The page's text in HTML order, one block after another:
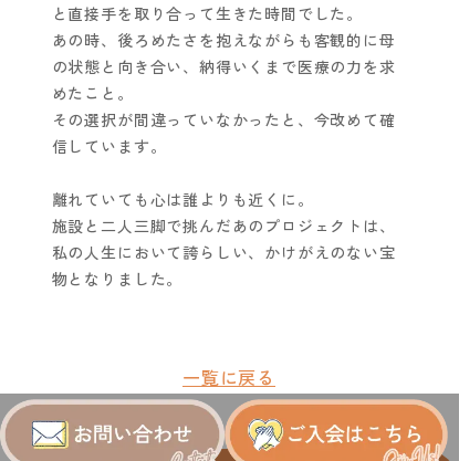
と直接手を取り合って生きた時間でした。
あの時、後ろめたさを抱えながらも客観的に母
の状態と向き合い、納得いくまで医療の力を求
めたこと。
その選択が間違っていなかったと、今改めて確
信しています。
離れていても心は誰よりも近くに。
施設と二人三脚で挑んだあのプロジェクトは、
私の人生において誇らしい、かけがえのない宝
物となりました。
一覧に戻る